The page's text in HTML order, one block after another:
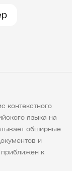
контекстного
языка на
обширные
и
к